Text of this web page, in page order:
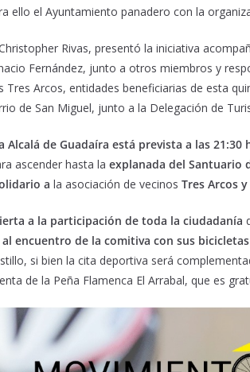
ello el Ayuntamiento panadero con la
Rivas, presentó la iniciativa
Fernández, junto a otros miembros y
Tres Arcos, entidades beneficiarias de esta
de San Miguel, junto a la Delegación de
Alcalá de Guadaíra está prevista a las
ascender hasta la explanada del Santuario
a la asociación de vecinos Tres Arcos y
a la participación de toda la ciudadanía
encuentro de la comitiva con sus
si bien la cita deportiva será
de la Peña Flamenca El Arrabal, que es